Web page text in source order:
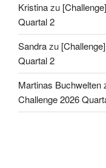
Kristinazu
Quartal 2
Sandrazu
Quartal 2
Martinas Buchwelten
Challenge 2026